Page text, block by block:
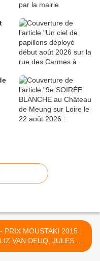
- PRIX MOUSTAKI 2015 :
LIZ VAN DEUQ, JULES et
et les autres candidats